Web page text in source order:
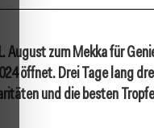
zum Mekka für
öffnet. Drei Tage lang
und die besten